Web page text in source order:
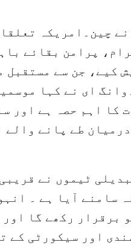
چین۔امریکہ
پرامن بقائے
کیے، جن سے مستقبل
ای نے کہا
کا اہم حصہ ہے اور
طے پانے والے
ٹیموں نے
سامنے آیا ہے ۔
برقرار رکھے گا
اور سیکورٹی کے